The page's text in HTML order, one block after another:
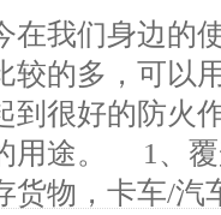
在我们身边的
较的多，可以
到很好的防火
用途。 1、覆
货物，卡车/汽